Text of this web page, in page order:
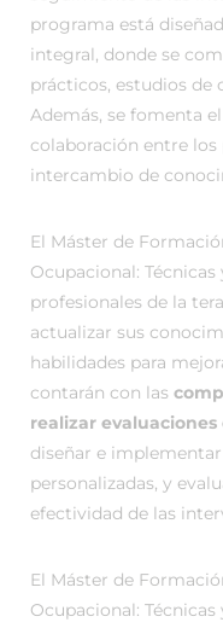
programa está
integral, donde se
prácticos, estudios de
Además, se fomenta
colaboración entre
intercambio de
El Máster de
Ocupacional:
profesionales de la
actualizar sus
habilidades para
contarán con las
realizar
diseñar e
personalizadas, y
efectividad de las
El Máster de
Ocupacional: